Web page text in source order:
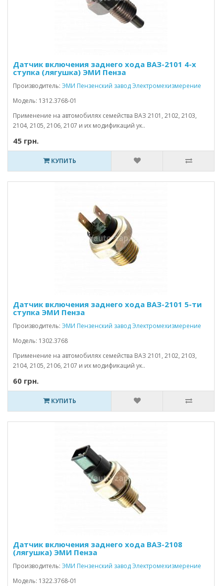
Датчик включения заднего хода ВАЗ-2101 4-х
ступка (лягушка) ЭМИ Пенза
Производитель: ЭМИ Пензенский завод Электромехизмерение
Модель: 1312.3768-01
Применение на автомобилях семейства ВАЗ 2101, 2102, 2103,
2104, 2105, 2106, 2107 и их модификаций ук..
45 грн.
КУПИТЬ
Датчик включения заднего хода ВАЗ-2101 5-ти
ступка ЭМИ Пенза
Производитель: ЭМИ Пензенский завод Электромехизмерение
Модель: 1302.3768
Применение на автомобилях семейства ВАЗ 2101, 2102, 2103,
2104, 2105, 2106, 2107 и их модификаций ук..
60 грн.
КУПИТЬ
Датчик включения заднего хода ВАЗ-2108
(лягушка) ЭМИ Пенза
Производитель: ЭМИ Пензенский завод Электромехизмерение
Модель: 1322.3768-01